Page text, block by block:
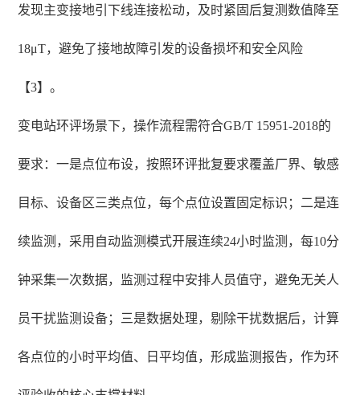
发现主变接地引下线连接松动，及时紧固后复测数值降至
18μT，避免了接地故障引发的设备损坏和安全风险
【3】。
变电站环评场景下，操作流程需符合GB/T 15951-2018的
要求：一是点位布设，按照环评批复要求覆盖厂界、敏感
目标、设备区三类点位，每个点位设置固定标识；二是连
续监测，采用自动监测模式开展连续24小时监测，每10分
钟采集一次数据，监测过程中安排人员值守，避免无关人
员干扰监测设备；三是数据处理，剔除干扰数据后，计算
各点位的小时平均值、日平均值，形成监测报告，作为环